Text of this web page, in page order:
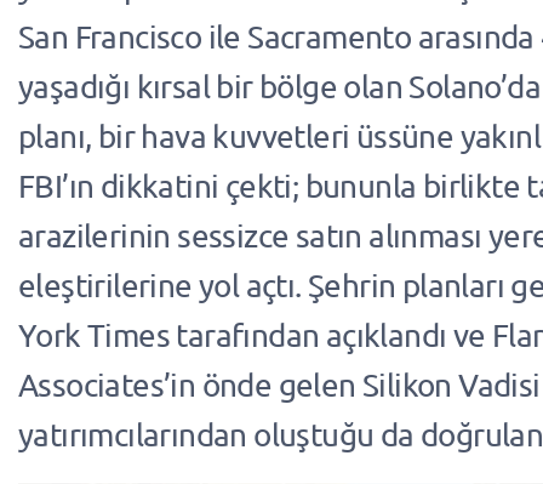
San Francisco ile Sacramento
yaşadığı kırsal bir bölge olan
planı, bir hava kuvvetleri üssüne
FBI’ın dikkatini çekti; bununla birlikte
arazilerinin sessizce satın alınması
eleştirilerine yol açtı. Şehrin planları
York Times tarafından açıklandı ve
Associates’in önde gelen Silikon Vadisi
yatırımcılarından oluştuğu da